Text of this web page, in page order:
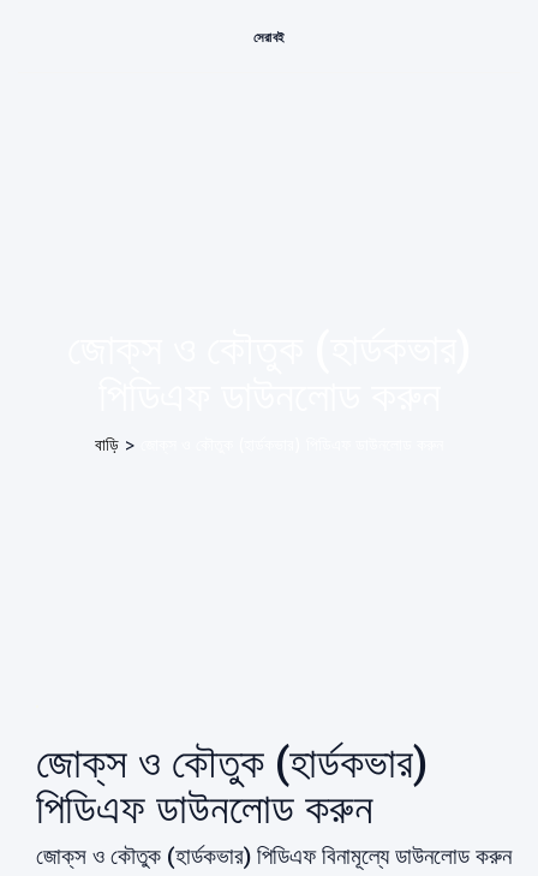
সেরা বই
বাড়ি >
জোক্‌স ও কৌতুক (হার্ডকভার)
পিডিএফ ডাউনলোড করুন
জোক্‌স ও কৌতুক (হার্ডকভার) পিডিএফ বিনামূল্যে ডাউনলোড করুন